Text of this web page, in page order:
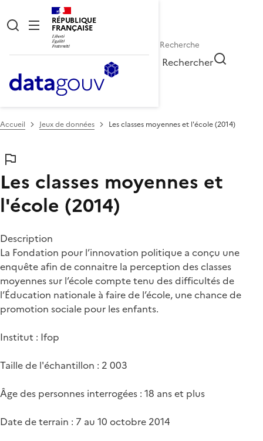
RÉPUBLIQUE
FRANÇAISE
Rechercher
Accueil Jeux de données Les classes moyennes et l'école (2014)
Les classes moyennes et
l'école (2014)
Description
La Fondation pour l’innovation politique a conçu une
enquête afin de connaitre la perception des classes
moyennes sur l’école compte tenu des difficultés de
l’Éducation nationale à faire de l’école, une chance de
promotion sociale pour les enfants.
Institut : Ifop
Taille de l'échantillon : 2 003
Âge des personnes interrogées : 18 ans et plus
Date de terrain : 7 au 10 octobre 2014